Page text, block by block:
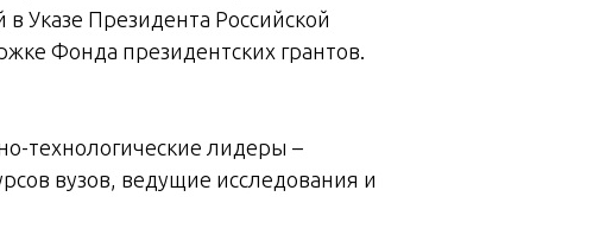
Указе Президента Российской
Фонда президентских грантов.
технологические лидеры –
вузов, ведущие исследования и